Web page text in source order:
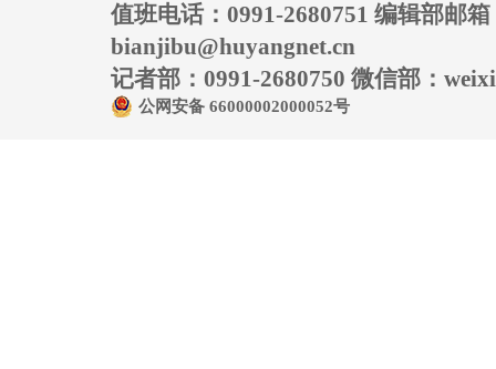
值班电话：0991-2680751 编辑部邮箱
bianjibu@huyangnet.cn
记者部：0991-2680750 微信部：
公网安备 66000002000052号